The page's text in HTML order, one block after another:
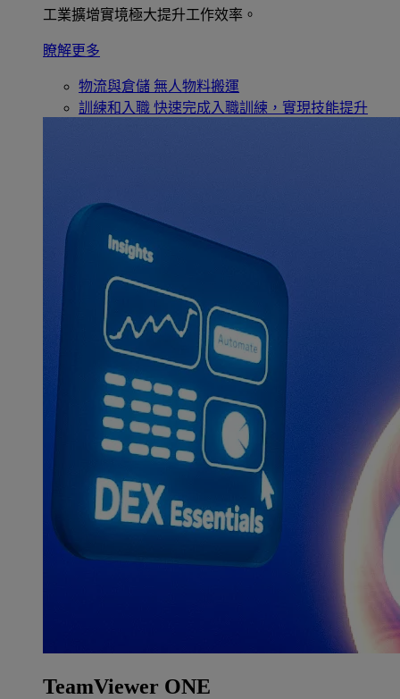
工業擴增實境極大提升工作效率。
瞭解更多
物流與倉儲 無人物料搬運
訓練和入職 快速完成入職訓練，實現技能提升
TeamViewer ONE